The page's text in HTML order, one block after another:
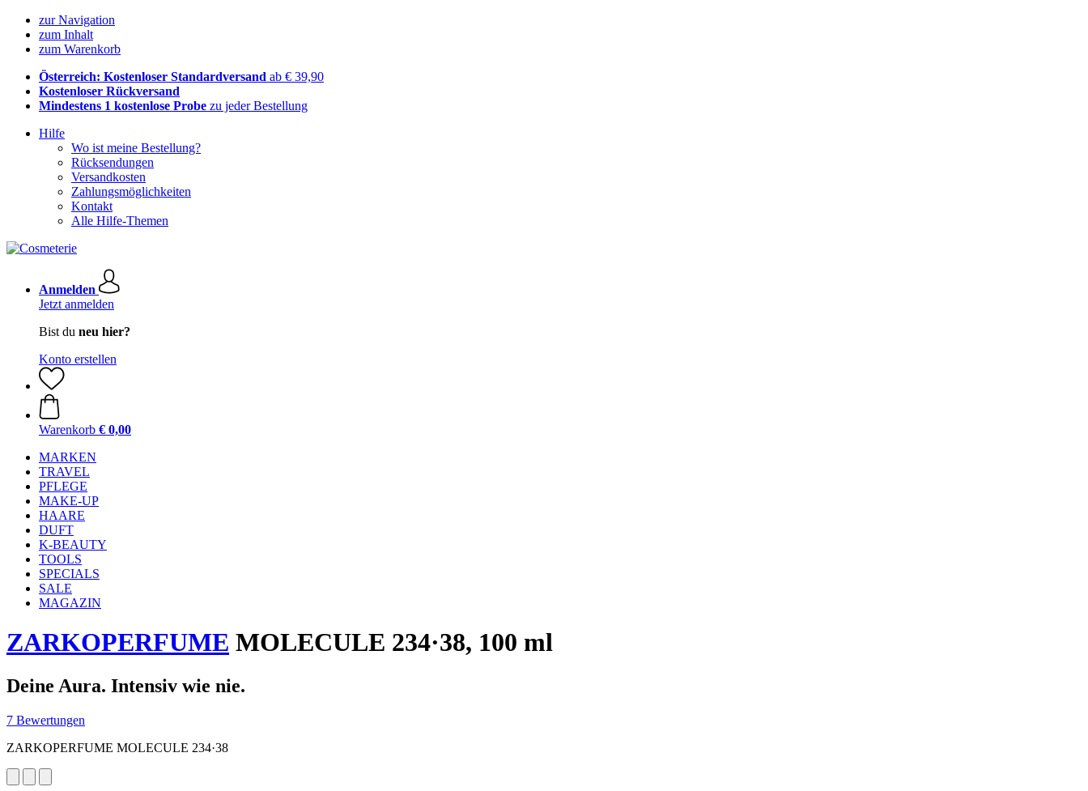
zur Navigation
zum Inhalt
zum Warenkorb
Österreich: Kostenloser Standardversand ab € 39,90
Kostenloser Rückversand
Mindestens 1 kostenlose Probe zu jeder Bestellung
Hilfe
Wo ist meine Bestellung?
Rücksendungen
Versandkosten
Zahlungsmöglichkeiten
Kontakt
Alle Hilfe-Themen
Anmelden
Jetzt anmelden
Bist du neu hier?
Konto erstellen
Warenkorb € 0,00
MARKEN
TRAVEL
PFLEGE
MAKE-UP
HAARE
DUFT
K-BEAUTY
TOOLS
SPECIALS
SALE
MAGAZIN
ZARKOPERFUME MOLECULE 234·38, 100 ml
Deine Aura. Intensiv wie nie.
7 Bewertungen
ZARKOPERFUME MOLECULE 234·38